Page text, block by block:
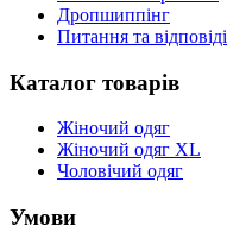
Дропшиппінг
Питання та відповіді
Каталог товарів
Жіночий одяг
Жіночий одяг XL
Чоловічий одяг
Умови